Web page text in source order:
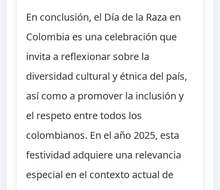
En conclusión, el Día de la Raza en
Colombia es una celebración que
invita a reflexionar sobre la
diversidad cultural y étnica del país,
así como a promover la inclusión y
el respeto entre todos los
colombianos. En el año 2025, esta
festividad adquiere una relevancia
especial en el contexto actual de